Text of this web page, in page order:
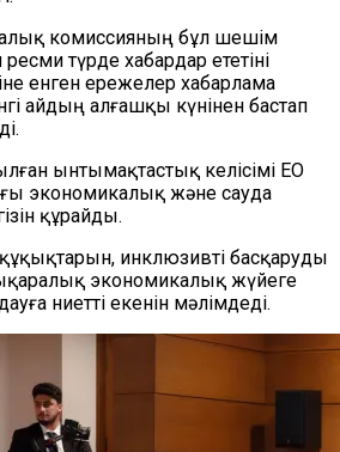
комиссияның бұл шешім
түрде хабардар ететіні
енген ережелер хабарлама
айдың алғашқы күнінен бастап
ынтымақтастық келісімі ЕО
экономикалық және сауда
құрайды.
инклюзивті басқаруды
экономикалық жүйеге
ниетті екенін мәлімдеді.